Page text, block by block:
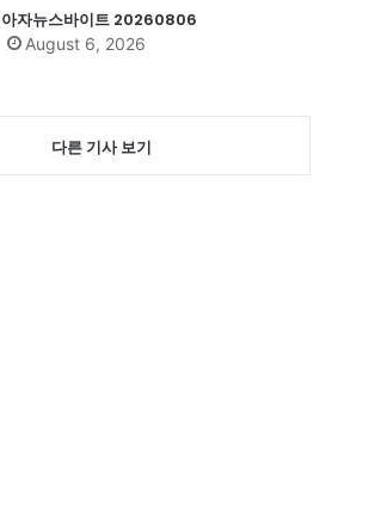
아자뉴스바이트 20260806
August 6, 2026
다른 기사 보기